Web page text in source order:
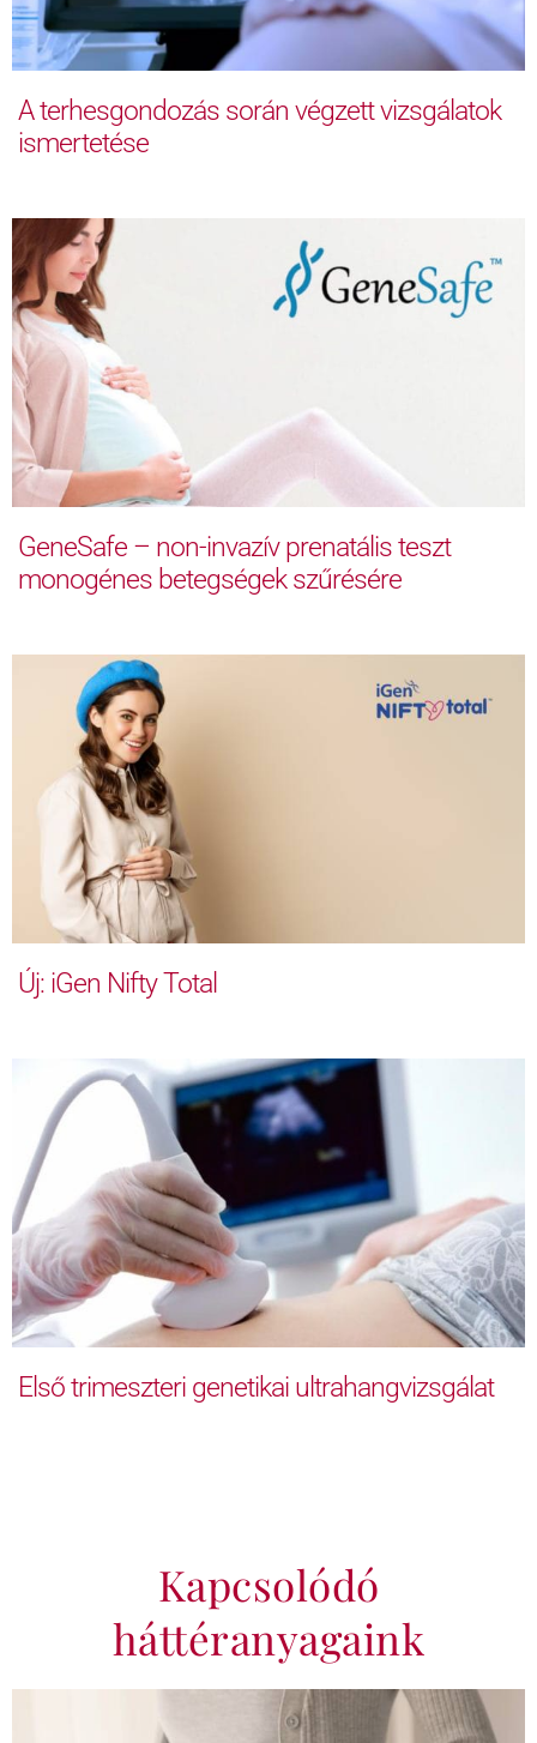
A terhesgondozás során végzett vizsgálatok
ismertetése
GeneSafe – non-invazív prenatális teszt
monogénes betegségek szűrésére
Új: iGen Nifty Total
Első trimeszteri genetikai ultrahangvizsgálat
Kapcsolódó
háttéranyagaink